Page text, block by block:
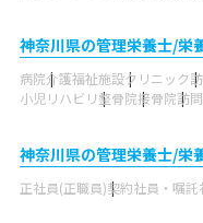
神奈川県の管理栄養士/栄
病院介護福祉施設クリニック
小児リハビリ整骨院接骨院訪
神奈川県の管理栄養士/栄
正社員(正職員)契約社員・嘱託